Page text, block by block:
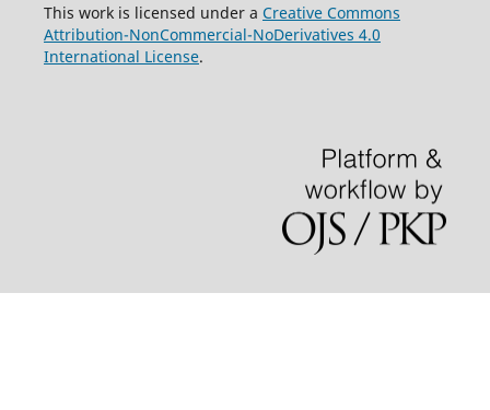
This work is licensed under a Creative Commons
Attribution-NonCommercial-NoDerivatives 4.0
International License.